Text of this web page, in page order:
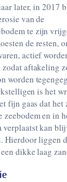
later, in 2017
van de
te zijn
de resten,
actief
zodat aftakeling
worden
is het
fijn gaas dat het
zeebodem en in
verplaatst kan
Hierdoor liggen
dikke laag